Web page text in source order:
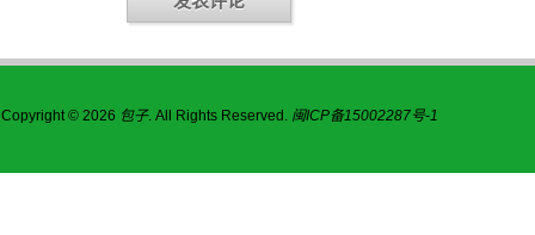
Copyright © 2026 包子. All Rights Reserved. 闽ICP备15002287号-1